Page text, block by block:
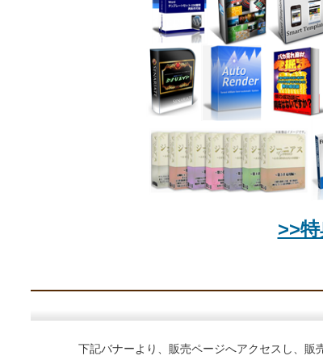
>>
下記バナーより、販売ページへアクセスし、販